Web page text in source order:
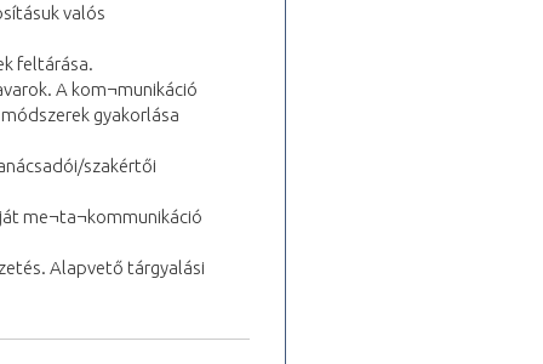
valós
feltárása.
A kom¬munikáció
gyakorlása
szakértői
me¬ta¬kommunikáció
Alapvető tárgyalási